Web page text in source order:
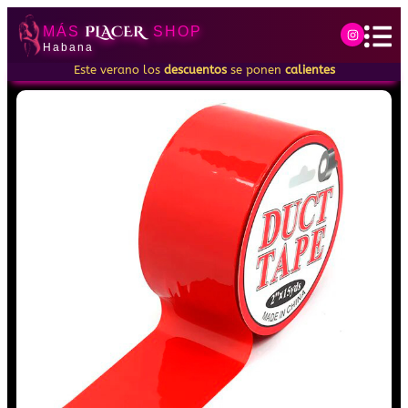
MÁS PLACER SHOP
Habana
Este verano los descuentosse ponen calientes